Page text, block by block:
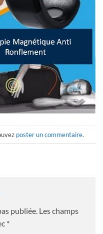
poster un commentaire.
publiée. Les champs
*